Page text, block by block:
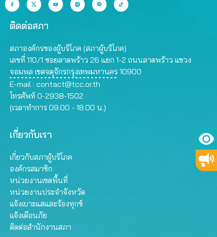
ติดต่อสภา
สภาองค์กรของผู้บริโภค (สภาผู้บริโภค)
เลขที่ 110/1 ซอยลาดพร้าว 26 แยก 1-2 ถนนลาดพร้าว แขวง
จอมพล เขตจตุจักรกรุงเทพมหานคร 10900
E-mail : contact@tcc.or.th
โทรศัพท์ 0-2938-1502
(เวลาทำการ 09.00 - 18.00 น.)
เกี่ยวกับเรา
เกี่ยวกับสภาผู้บริโภค
องค์กรสมาชิก
หน่วยงานเขตพื้นที่
หน่วยงานประจำจังหวัด
แจ้งเบาะแสและร้องทุกข์
แจ้งเตือนภัย
ติดต่อสำนักงานสภา